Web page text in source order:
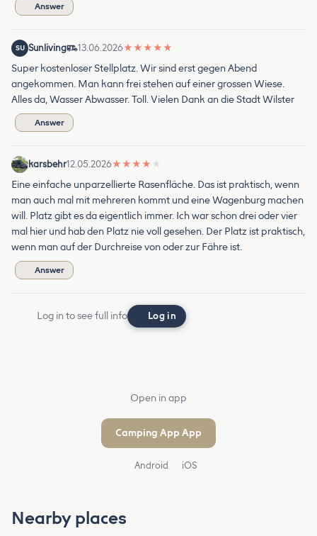
Answer
SU Sunliving 13.06.2026★ ★ ★ ★ ★
Super kostenloser Stellplatz. Wir sind erst gegen Abend
angekommen. Man kann frei stehen auf einer grossen Wiese.
Alles da, Wasser Abwasser. Toll. Vielen Dank an die Stadt Wilster
Answer
karsbehr12.05.2026★ ★ ★ ★ ★
Eine einfache unparzellierte Rasenfläche. Das ist praktisch, wenn
man auch mal mit mehreren kommt und eine Wagenburg machen
will. Platz gibt es da eigentlich immer. Ich war schon drei oder vier
mal hier und hab den Platz nie voll gesehen. Der Platz ist praktisch,
wenn man auf der Durchreise von oder zur Fähre ist.
Answer
Log in to see full info Log in
Open in app
Camping App App
Android iOS
Nearby places